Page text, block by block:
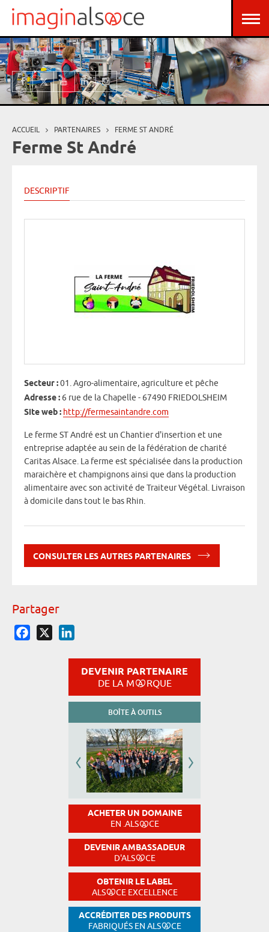
Aller au contenu principal
Vous êtes ici
ACCUEIL PARTENAIRES FERME ST ANDRÉ
Ferme St André
DESCRIPTIF
Secteur :01. Agro-alimentaire, agriculture et pêche
Adresse : 6 rue de la Chapelle - 67490 FRIEDOLSHEIM
Site web : http://fermesaintandre.com
Le ferme ST André est un Chantier d'insertion et une
entreprise adaptée au sein de la fédération de charité
Caritas Alsace. La ferme est spécialisée dans la production
maraichère et champignons ainsi que dans la production
alimentaire avec son activité de Traiteur Végétal. Livraison
à domicile dans tout le bas Rhin.
CONSULTER LES AUTRES PARTENAIRES
Partager
Facebook
DEVENIR PARTENAIRE
DE LA M RQUE
BOÎTE À OUTILS
ACHETER UN DOMAINE
EN .ALS CE
DEVENIR AMBASSADEUR
D'ALS CE
OBTENIR LE LABEL
ALS CE EXCELLENCE
ACCRÉDITER DES PRODUITS
FABRIQUÉS EN ALS CE
Panneau de gestion des cookies